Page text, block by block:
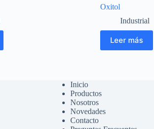
Oxitol
Industrial
Leer más
Inicio
Productos
Nosotros
Novedades
Contacto